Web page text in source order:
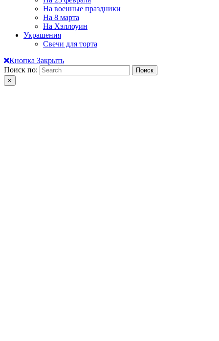
На военные праздники
На 8 марта
На Хэллоуин
Украшения
Свечи для торта
Кнопка Закрыть
Поиск по:
×